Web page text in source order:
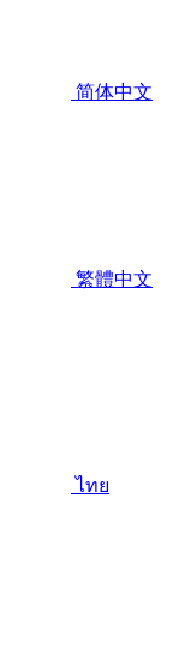
简体中文
繁體中文
ไทย